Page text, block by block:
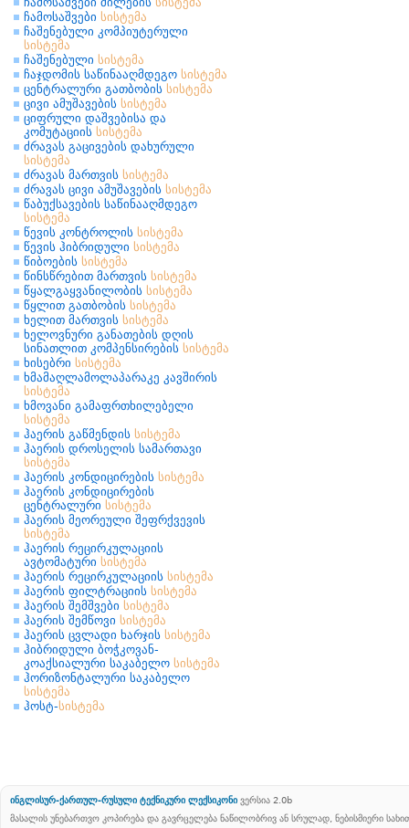
ჩამოსაშვები სისტემა
ჩაშენებული კომპიუტერული
სისტემა
ჩაშენებული სისტემა
ჩაჯდომის საწინააღმდეგო სისტემა
ცენტრალური გათბობის სისტემა
ცივი ამუშავების სისტემა
ციფრული დაშვებისა და
კომუტაციის სისტემა
ძრავას გაცივების დახურული
სისტემა
ძრავას მართვის სისტემა
ძრავას ცივი ამუშავების სისტემა
წაბუქსავების საწინააღმდეგო
სისტემა
წევის კონტროლის სისტემა
წევის ჰიბრიდული სისტემა
წიბოების სისტემა
წინსწრებით მართვის სისტემა
წყალგაყვანილობის სისტემა
წყლით გათბობის სისტემა
ხელით მართვის სისტემა
ხელოვნური განათების დღის
სინათლით კომპენსირების სისტემა
ხისებრი სისტემა
ხმამაღლამოლაპარაკე კავშირის
სისტემა
ხმოვანი გამაფრთხილებელი
სისტემა
ჰაერის გაწმენდის სისტემა
ჰაერის დროსელის სამართავი
სისტემა
ჰაერის კონდიცირების სისტემა
ჰაერის კონდიცირების
ცენტრალური სისტემა
ჰაერის მეორეული შეფრქვევის
სისტემა
ჰაერის რეცირკულაციის
ავტომატური სისტემა
ჰაერის რეცირკულაციის სისტემა
ჰაერის ფილტრაციის სისტემა
ჰაერის შემშვები სისტემა
ჰაერის შემწოვი სისტემა
ჰაერის ცვლადი ხარჯის სისტემა
ჰიბრიდული ბოჭკოვან-
კოაქსიალური საკაბელო სისტემა
ჰორიზონტალური საკაბელო
სისტემა
ჰოსტ-სისტემა
ინგლისურ-ქართულ-რუსული ტექნიკური ლექსიკონი ვერსია 2.0b
მასალის უნებართვო კოპირება და გავრცელება ნაწილობრივ ან სრულად, ნებისმიერი